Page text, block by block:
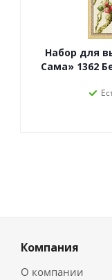
Набор для
Сама» 1362
Компания
О компании